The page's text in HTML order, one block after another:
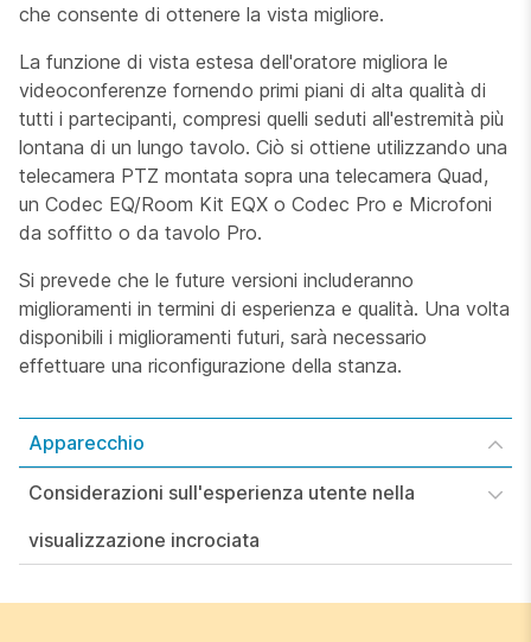
che consente di ottenere la vista migliore.
La funzione di vista estesa dell'oratore migliora le
videoconferenze fornendo primi piani di alta qualità di
tutti i partecipanti, compresi quelli seduti all'estremità più
lontana di un lungo tavolo. Ciò si ottiene utilizzando una
telecamera PTZ montata sopra una telecamera Quad,
un Codec EQ/Room Kit EQX o Codec Pro e Microfoni
da soffitto o da tavolo Pro.
Si prevede che le future versioni includeranno
miglioramenti in termini di esperienza e qualità. Una volta
disponibili i miglioramenti futuri, sarà necessario
effettuare una riconfigurazione della stanza.
Apparecchio
Considerazioni sull'esperienza utente nella
visualizzazione incrociata